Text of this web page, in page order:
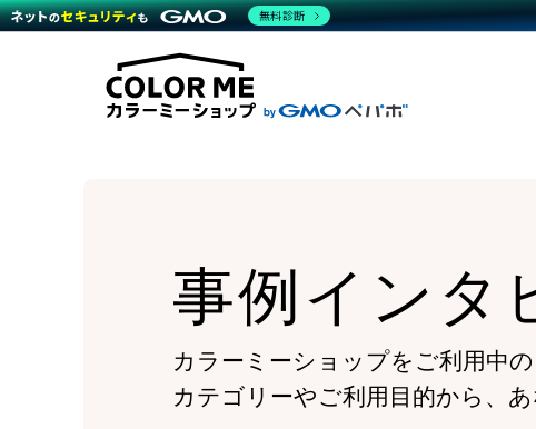
商材一覧を見る
機能一覧を見る
顧客ロイ
モバイル
複数店舗
料金
プラン・料金一覧を見る
事例
運営サポート
サポート一覧を見る
事例インタ
カラーミーショップをご利用中
カテゴリーやご利用目的から、
無料診断